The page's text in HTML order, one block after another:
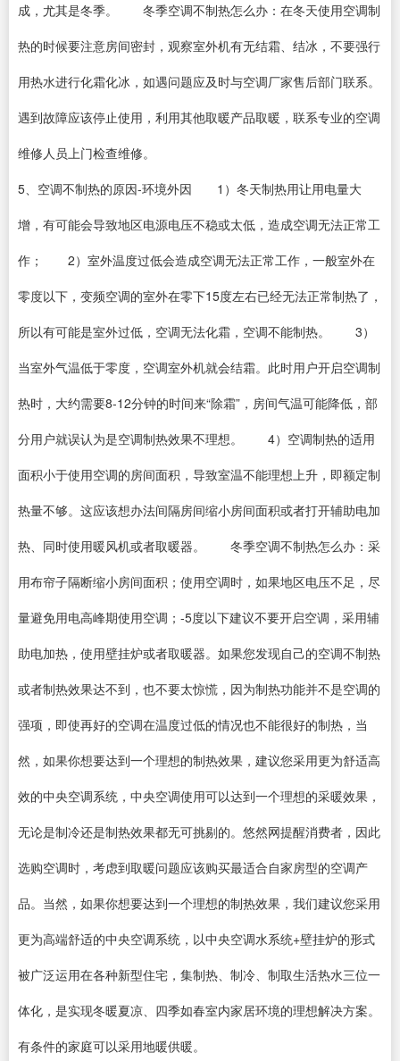
成，尤其是冬季。 冬季空调不制热怎么办：在冬天使用空调制
热的时候要注意房间密封，观察室外机有无结霜、结冰，不要强行
用热水进行化霜化冰，如遇问题应及时与空调厂家售后部门联系。
遇到故障应该停止使用，利用其他取暖产品取暖，联系专业的空调
维修人员上门检查维修。
5、空调不制热的原因-环境外因 1）冬天制热用让用电量大
增，有可能会导致地区电源电压不稳或太低，造成空调无法正常工
作； 2）室外温度过低会造成空调无法正常工作，一般室外在
零度以下，变频空调的室外在零下15度左右已经无法正常制热了，
所以有可能是室外过低，空调无法化霜，空调不能制热。 3）
当室外气温低于零度，空调室外机就会结霜。此时用户开启空调制
热时，大约需要8-12分钟的时间来“除霜”，房间气温可能降低，部
分用户就误认为是空调制热效果不理想。 4）空调制热的适用
面积小于使用空调的房间面积，导致室温不能理想上升，即额定制
热量不够。这应该想办法间隔房间缩小房间面积或者打开辅助电加
热、同时使用暖风机或者取暖器。 冬季空调不制热怎么办：采
用布帘子隔断缩小房间面积；使用空调时，如果地区电压不足，尽
量避免用电高峰期使用空调；-5度以下建议不要开启空调，采用辅
助电加热，使用壁挂炉或者取暖器。如果您发现自己的空调不制热
或者制热效果达不到，也不要太惊慌，因为制热功能并不是空调的
强项，即使再好的空调在温度过低的情况也不能很好的制热，当
然，如果你想要达到一个理想的制热效果，建议您采用更为舒适高
效的中央空调系统，中央空调使用可以达到一个理想的采暖效果，
无论是制冷还是制热效果都无可挑剔的。悠然网提醒消费者，因此
选购空调时，考虑到取暖问题应该购买最适合自家房型的空调产
品。当然，如果你想要达到一个理想的制热效果，我们建议您采用
更为高端舒适的中央空调系统，以中央空调水系统+壁挂炉的形式
被广泛运用在各种新型住宅，集制热、制冷、制取生活热水三位一
体化，是实现冬暖夏凉、四季如春室内家居环境的理想解决方案。
有条件的家庭可以采用地暖供暖。